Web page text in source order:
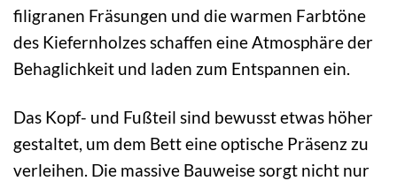
filigranen Fräsungen und die warmen Farbtöne
des Kiefernholzes schaffen eine Atmosphäre der
Behaglichkeit und laden zum Entspannen ein.
Das Kopf- und Fußteil sind bewusst etwas höher
gestaltet, um dem Bett eine optische Präsenz zu
verleihen. Die massive Bauweise sorgt nicht nur